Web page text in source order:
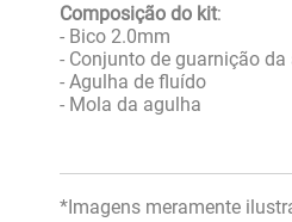
Composição do kit:
- Bico 2.0mm
- Conjunto de guarnição
- Agulha de fluído
- Mola da agulha
*Imagens meramente